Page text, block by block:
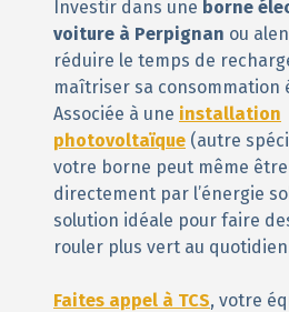
Investir dans une borne
voiture à Perpignan ou
réduire le temps de
maîtriser sa consommation
Associée à une installation
photovoltaïque (autre
votre borne peut même
directement par l’énergie
solution idéale pour faire
rouler plus vert au
Faites appel à TCS, votre